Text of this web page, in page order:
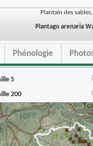
Plantain des
Plantago arenaria
Phénologie
5
200